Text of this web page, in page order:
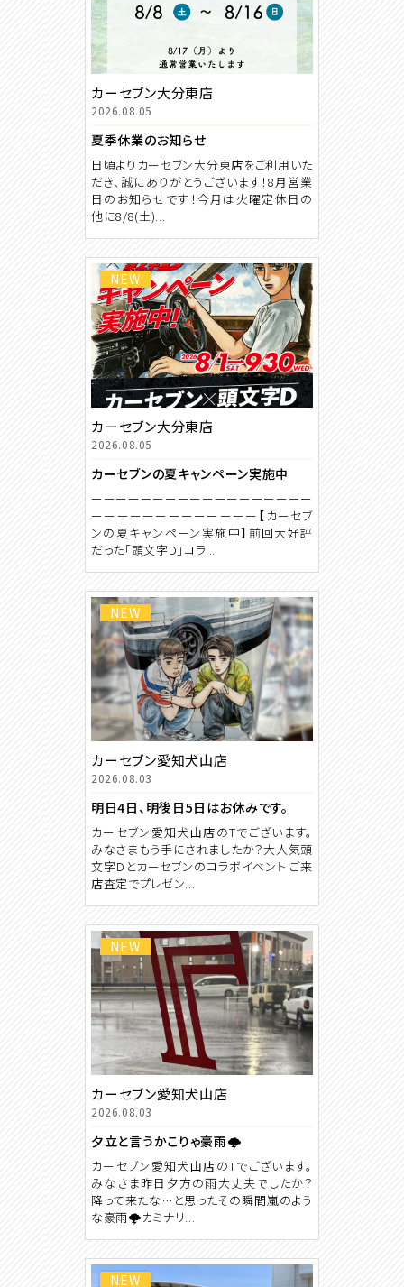
カーセブン大分東店
2026.08.05
夏季休業のお知らせ
日頃よりカーセブン大分東店をご利用いた
だき、誠にありがとうございます！8月営業
日のお知らせです！今月は火曜定休日の
他に8/8(土)...
NEW
カーセブン大分東店
2026.08.05
カーセブンの夏キャンペーン実施中
ーーーーーーーーーーーーーーーーーー
ーーーーーーーーーーーーー【カーセブ
ンの夏キャンペーン実施中】前回大好評
だった「頭文字D」コラ...
NEW
カーセブン愛知犬山店
2026.08.03
明日4日、明後日5日はお休みです。
カーセブン愛知犬山店のTでございます。
みなさまもう手にされましたか？大人気頭
文字Dとカーセブンのコラボイベント ご来
店査定でプレゼン...
NEW
カーセブン愛知犬山店
2026.08.03
夕立と言うかこりゃ豪雨🌩️
カーセブン愛知犬山店のTでございます。
みなさま昨日夕方の雨大丈夫でしたか？
降って来たな…と思ったその瞬間嵐のよう
な豪雨🌩️カミナリ...
NEW